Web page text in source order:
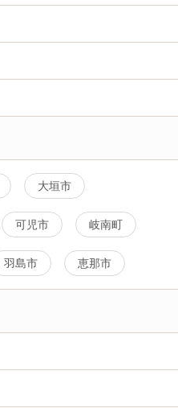
大垣市
可児市 岐南町
羽島市 恵那市